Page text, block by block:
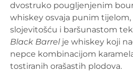
dvostruko pougljenjenim
whiskey osvaja punim
slojevitošću i baršunastom
Black Barrelje whiskey koji
nepce kombinacijom
tostiranih orašastih plodova.